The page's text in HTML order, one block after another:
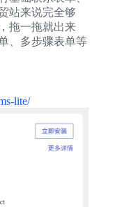
站来说完全够
拖一拖就出来
、多步骤表单等
lite/